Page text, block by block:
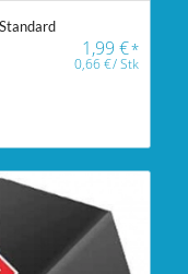
1,99€*
0,66€/Stk